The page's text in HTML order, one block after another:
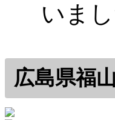
いまし
広島県福